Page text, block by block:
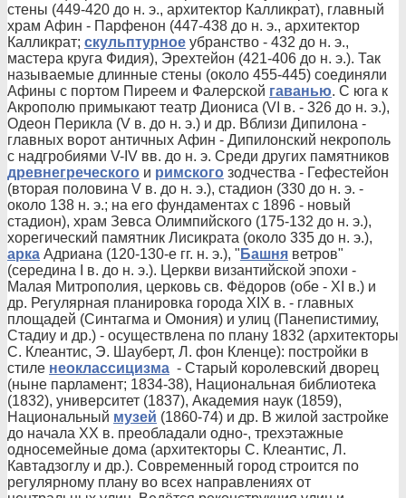
стены (449-420 до н. э., архитектор Калликрат), главный
храм Афин - Парфенон (447-438 до н. э., архитектор
Калликрат; скульптурное убранство - 432 до н. э.,
мастера круга Фидия), Эрехтейон (421-406 до н. э.). Так
называемые длинные стены (около 455-445) соединяли
Афины с портом Пиреем и Фалерской гаванью. С юга к
Акрополю примыкают театр Диониса (VI в. - 326 до н. э.),
Одеон Перикла (V в. до н. э.) и др. Вблизи Дипилона -
главных ворот античных Афин - Дипилонский некрополь
с надгробиями V-IV вв. до н. э. Среди других памятников
древнегреческого и римского зодчества - Гефестейон
(вторая половина V в. до н. э.), стадион (330 до н. э. -
около 138 н. э.; на его фундаментах с 1896 - новый
стадион), храм Зевса Олимпийского (175-132 до н. э.),
хорегический памятник Лисикрата (около 335 до н. э.),
арка Адриана (120-130-е гг. н. э.), " Башня ветров"
(середина I в. до н. э.). Церкви византийской эпохи -
Малая Митрополия, церковь св. Фёдоров (обе - XI в.) и
др. Регулярная планировка города XIX в. - главных
площадей (Синтагма и Омония) и улиц (Панепистимиу,
Стадиу и др.) - осуществлена по плану 1832 (архитекторы
С. Клеантис, Э. Шауберт, Л. фон Кленце): постройки в
стиле неоклассицизма - Старый королевский дворец
(ныне парламент; 1834-38), Национальная библиотека
(1832), университет (1837), Академия наук (1859),
Национальный музей (1860-74) и др. В жилой застройке
до начала XX в. преобладали одно-, трехэтажные
односемейные дома (архитекторы С. Клеантис, Л.
Кавтадзоглу и др.). Современный город строится по
регулярному плану во всех направлениях от